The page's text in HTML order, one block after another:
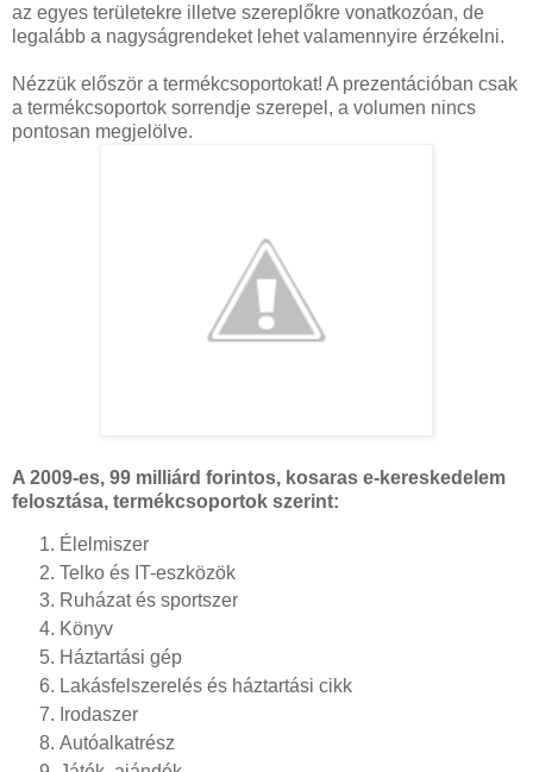
az egyes területekre illetve szereplőkre vonatkozóan, de
legalább a nagyságrendeket lehet valamennyire érzékelni.
Nézzük először a termékcsoportokat! A prezentációban csak
a termékcsoportok sorrendje szerepel, a volumen nincs
pontosan megjelölve.
A 2009-es, 99 milliárd forintos, kosaras e-kereskedelem
felosztása, termékcsoportok szerint:
Élelmiszer
Telko és IT-eszközök
Ruházat és sportszer
Könyv
Háztartási gép
Lakásfelszerelés és háztartási cikk
Irodaszer
Autóalkatrész